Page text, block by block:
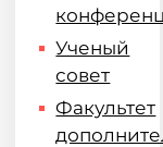
Ученый
совет
Факультет